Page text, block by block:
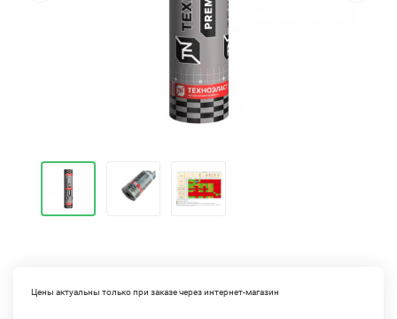
Цены актуальны только при заказе через интернет-магазин